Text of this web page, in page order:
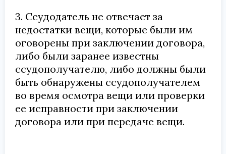
3. Ссудодатель не отвечает за
недостатки вещи, которые были им
оговорены при заключении договора,
либо были заранее известны
ссудополучателю, либо должны были
быть обнаружены ссудополучателем
во время осмотра вещи или проверки
ее исправности при заключении
договора или при передаче вещи.